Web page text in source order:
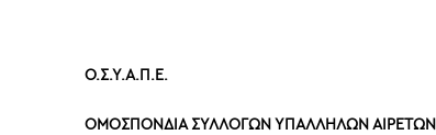
Ο.Σ.Υ.Α.Π.Ε.
ΟΜΟΣΠΟΝΔΙΑ ΣΥΛΛΟΓΩΝ ΥΠΑΛΛΗΛΩΝ ΑΙΡΕΤΩΝ